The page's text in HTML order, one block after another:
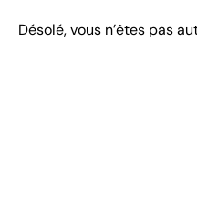
Désolé, vous n’êtes pas